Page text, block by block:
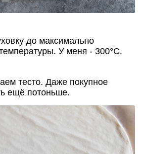
до максимально
У меня - 300°С.
тесто. Даже покупное
ещё потоньше.